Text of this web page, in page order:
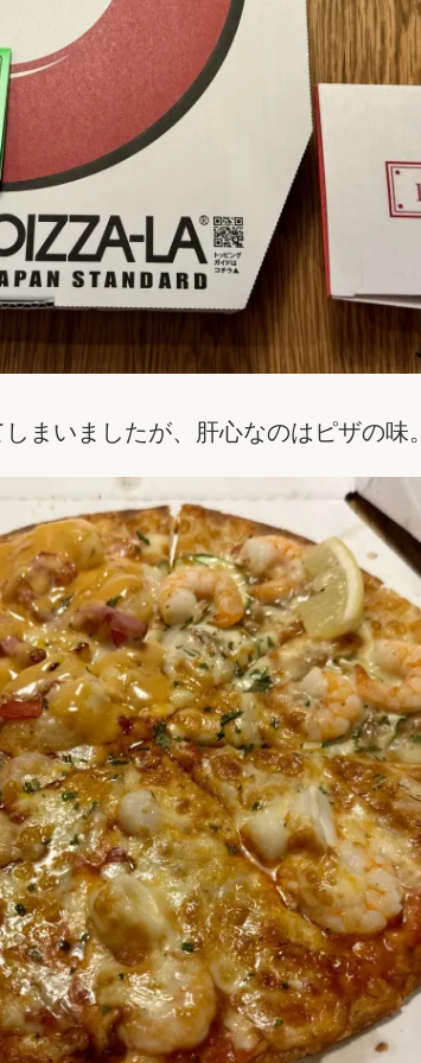
まいましたが、肝心なのはピザの味。